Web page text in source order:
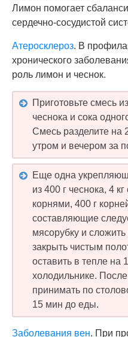
Лимон помогает
сердечно-сосудистой
Атеросклероз. В
хронического
роль лимон и чеснок.
Приготовьте смесь
чеснока и сока
Смесь разделите на
утром и вечером за
Еще одна
из 400 г чеснока, 4
корнями, 400 г
составляющие
мясорубку и
закрыть чистым
оставить в тепле на
холодильнике. После
принимать по
15 мин до еды.
Заболевания вен. При